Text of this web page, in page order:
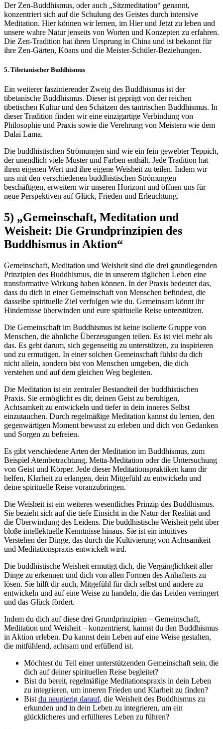
Der Zen-Buddhismus, oder auch „Sitzmeditation“ genannt,
konzentriert sich auf die Schulung des Geistes durch intensive
Meditation. Hier können wir lernen, im Hier und Jetzt zu leben und
unsere wahre Natur jenseits von Worten und Konzepten zu erfahren.
Die Zen-Tradition hat ihren Ursprung in China und ist bekannt für
ihre Zen-Gärten, Kōans und die Meister-Schüler-Beziehungen.
5. Tibetanischer Buddhismus
Ein weiterer faszinierender Zweig des Buddhismus ist der
tibetanische Buddhismus. Dieser ist geprägt von der reichen
tibetischen Kultur und den Schätzen des tantrischen Buddhismus. In
dieser Tradition finden wir eine einzigartige Verbindung von
Philosophie und Praxis sowie die Verehrung von Meistern wie dem
Dalai Lama.
Die buddhistischen Strömungen sind wie ein fein gewebter Teppich,
der unendlich viele Muster und Farben enthält. Jede Tradition hat
ihren eigenen Wert und ihre eigene Weisheit zu teilen. Indem wir
uns mit den verschiedenen buddhistischen Strömungen
beschäftigen, erweitern wir unseren Horizont und öffnen uns für
neue Perspektiven auf Glück, Frieden und Erleuchtung.
5) „Gemeinschaft, Meditation und
Weisheit: Die Grundprinzipien des
Buddhismus in Aktion“
Gemeinschaft, Meditation und Weisheit sind die drei grundlegenden
Prinzipien des Buddhismus, die in unserem täglichen Leben eine
transformative Wirkung haben können. In der Praxis bedeutet das,
dass du dich in einer Gemeinschaft von Menschen befindest, die
dasselbe spirituelle Ziel verfolgen wie du. Gemeinsam könnt ihr
Hindernisse überwinden und eure spirituelle Reise unterstützen.
Die Gemeinschaft im Buddhismus ist keine isolierte Gruppe von
Menschen, die ähnliche Überzeugungen teilen. Es ist viel mehr als
das. Es geht darum, sich gegenseitig zu unterstützen, zu inspirieren
und zu ermutigen. In einer solchen Gemeinschaft fühlst du dich
nicht allein, sondern bist von Menschen umgeben, die dich
verstehen und auf dem gleichen Weg begleiten.
Die Meditation ist ein zentraler Bestandteil der buddhistischen
Praxis. Sie ermöglicht es dir, deinen Geist zu beruhigen,
Achtsamkeit zu entwickeln und tiefer in dein inneres Selbst
einzutauchen. Durch regelmäßige Meditation kannst du lernen, den
gegenwärtigen Moment bewusst zu erleben und dich von Gedanken
und Sorgen zu befreien.
Es gibt verschiedene Arten der Meditation im Buddhismus, zum
Beispiel Atembetrachtung, Metta-Meditation oder die Untersuchung
von Geist und Körper. Jede dieser Meditationspraktiken kann dir
helfen, Klarheit zu erlangen, dein Mitgefühl zu entwickeln und
deine spirituelle Reise voranzubringen.
Die Weisheit ist ein weiteres wesentliches Prinzip des Buddhismus.
Sie bezieht sich auf die tiefe Einsicht in die Natur der Realität und
die Überwindung des Leidens. Die buddhistische Weisheit geht über
bloße intellektuelle Kenntnisse hinaus. Sie ist ein intuitives
Verstehen der Dinge, das durch die Kultivierung von Achtsamkeit
und Meditationspraxis entwickelt wird.
Die buddhistische Weisheit ermutigt dich, die Vergänglichkeit aller
Dinge zu erkennen und dich von allen Formen des Anhaftens zu
lösen. Sie hilft dir auch, Mitgefühl für dich selbst und andere zu
entwickeln und auf eine Weise zu handeln, die das Leiden verringert
und das Glück fördert.
Indem du dich auf diese drei Grundprinzipien – Gemeinschaft,
Meditation und Weisheit – konzentrierst, kannst du den Buddhismus
in Aktion erleben. Du kannst dein Leben auf eine Weise gestalten,
die mitfühlend, achtsam und erfüllend ist.
Möchtest du Teil einer unterstützenden Gemeinschaft sein, die
dich auf deiner spirituellen Reise begleitet?
Bist du bereit, regelmäßige Meditationspraxis in dein Leben
zu integrieren, um inneren Frieden und Klarheit zu finden?
Bist du neugierig darauf, die Weisheit des Buddhismus zu
erkunden und in dein Leben zu integrieren, um ein
glücklicheres und erfüllteres Leben zu führen?